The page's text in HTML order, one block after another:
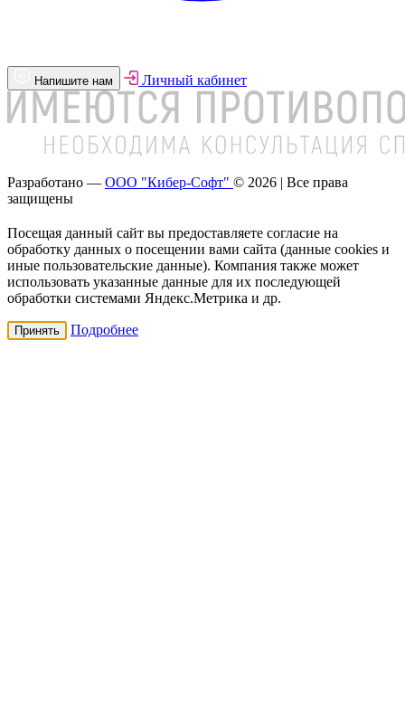
Напишите нам Личный кабинет
Разработано — ООО "Кибер-Софт" © 2026 | Все права
защищены
Посещая данный сайт вы предоставляете согласие на
обработку данных о посещении вами сайта (данные cookies и
иные пользовательские данные). Компания также может
использовать указанные данные для их последующей
обработки системами Яндекс.Метрика и др.
Принять Подробнее